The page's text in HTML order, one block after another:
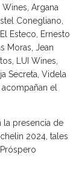
Argana
Conegliano,
Esteco, Ernesto
Moras, Jean
LUI Wines,
Secreta, Videla
el
la presencia de
2024, tales